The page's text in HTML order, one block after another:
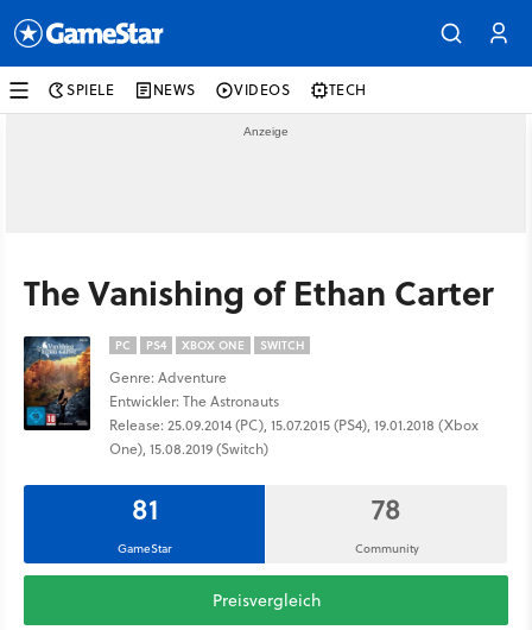
SPIELE NEWS VIDEOS TECH
The Vanishing of Ethan Carter
PC PS4 XBOX ONE SWITCH
Genre: Adventure
Entwickler: The Astronauts
Release: 25.09.2014 (PC), 15.07.2015 (PS4), 19.01.2018 (Xbox
One), 15.08.2019 (Switch)
81
GameStar
78
Community
Preisvergleich